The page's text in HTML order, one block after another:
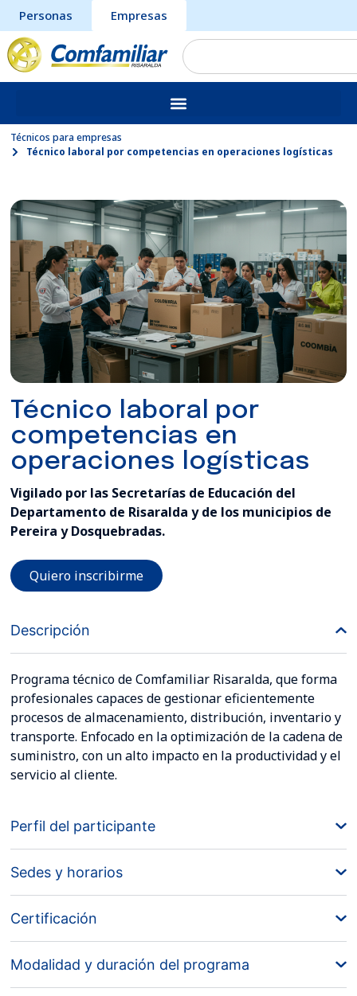
Personas Empresas
Técnicos para empresas
Técnico laboral por competencias en operaciones logísticas
Técnico laboral por
competencias en
operaciones logísticas
Vigilado por las Secretarías de Educación del
Departamento de Risaralda y de los municipios de
Pereira y Dosquebradas.
Quiero inscribirme
Descripción
Programa técnico de Comfamiliar Risaralda, que forma
profesionales capaces de gestionar eficientemente
procesos de almacenamiento, distribución, inventario y
transporte. Enfocado en la optimización de la cadena de
suministro, con un alto impacto en la productividad y el
servicio al cliente.
Perfil del participante
Sedes y horarios
Certificación
Modalidad y duración del programa